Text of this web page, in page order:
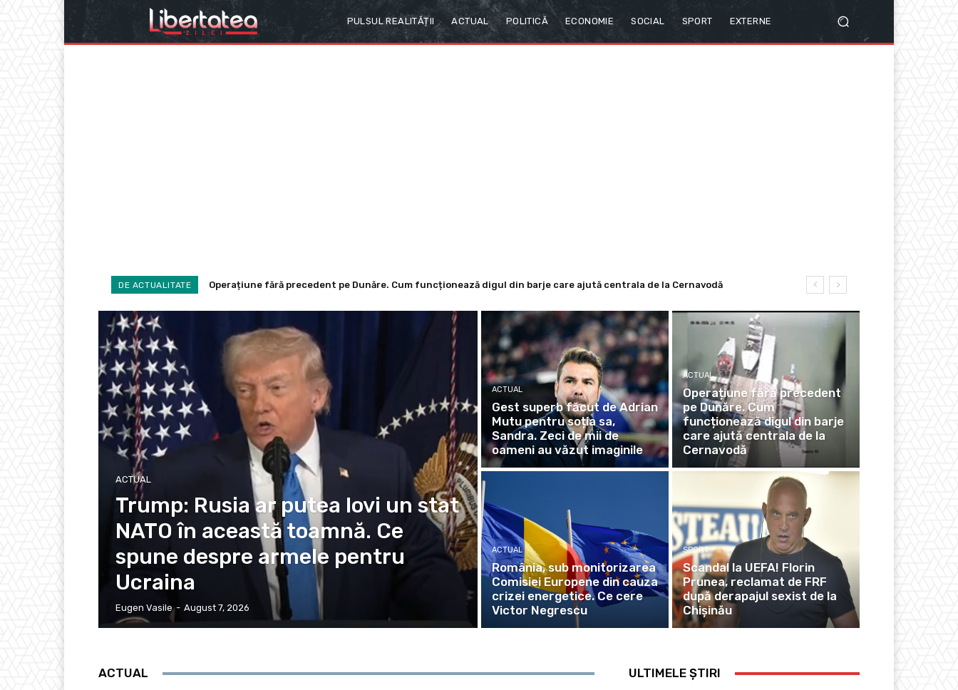
PULSUL REALITĂȚII ACTUAL POLITICĂ ECONOMIE SOCIAL SPORT EXTERNE
DE ACTUALITATE Operațiune fără precedent pe Dunăre. Cum funcționează digul din barje care ajută centrala de la Cernavodă
România, sub monitorizarea Comisiei Europene din cauza crizei energetice. Ce cere Victor Negrescu
ACTUAL
Trump: Rusia ar putea lovi un stat
NATO în această toamnă. Ce
spune despre armele pentru
Ucraina
Eugen Vasile - August 7, 2026
ACTUAL
Gest superb făcut de Adrian
Mutu pentru soția sa,
Sandra. Zeci de mii de
oameni au văzut imaginile
ACTUAL
Operațiune fără precedent
pe Dunăre. Cum
funcționează digul din barje
care ajută centrala de la
Cernavodă
ACTUAL
România, sub monitorizarea
Comisiei Europene din cauza
crizei energetice. Ce cere
Victor Negrescu
SPORT
Scandal la UEFA! Florin
Prunea, reclamat de FRF
după derapajul sexist de la
Chișinău
ACTUAL ULTIMELE ȘTIRI